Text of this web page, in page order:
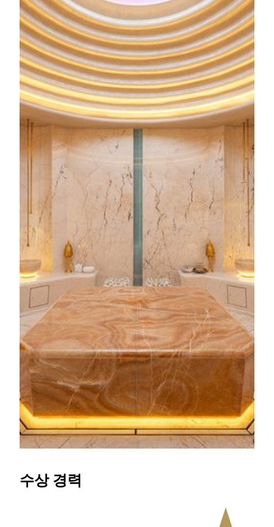
한정 기간 특별 혜택
TRIA Hydro Journey
지금부터 9월 30일까지, MOP 1,500으로 즐길 수 있는 5
시간 올인클루시브 스파 프로그램을 만나보세요. 몸과
마음, 영혼을 온전히 재충전하는 변화의 웰니스 여정이
시작됩니다. 이번 패키지에는 마카오 유일의 “TRIA 아
쿠아틱 플로우(TRIA AQUATIC FLOW)” 트리트먼트를
비롯하여, 홍콩 및 마카오 최초 몰입형 “익스피리언스
풀(EXPERIENCE POOL)”, 북유럽 감성의 “스노우플레
이크 룸(SNOWFLAKE ROOM)”, 그리고 생기를 되찾아
주는 “비탈리티 풀(VITALITY POOL)” 이용 혜택이 모
두 포함됩니다.
KNOW MORE
TRIA Rejuvenation Retreat
9월 30일까지 마카오 최대 규모의 하맘에서 MOP1,980
으로 특별한 웰니스 휴식을 경험해보세요. 따뜻한 스팀,
부드러운 거품 마사지, 그리고 히말라야 솔트룸이 준비
되어 있습니다. 또한 홍콩과 마카오 최초의 몰입형 “익
스피리언스 풀(EXPERIENCE POOL)”, 북유럽 감성의
“스노우플레이크 룸(SNOWFLAKE ROOM)”, 활력을
되찾아주는 “바이탈리티 풀(VITALITY POOL)”까지 모
두 만나볼 수 있습니다. 지금 예약하고 몸과 마음의 조
화, 균형, 그리고 온전한 평온을 되찾아보세요.
KNOW MORE
수상 경력